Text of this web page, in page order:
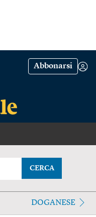
Abbonarsi
CERCA
DOGANESE